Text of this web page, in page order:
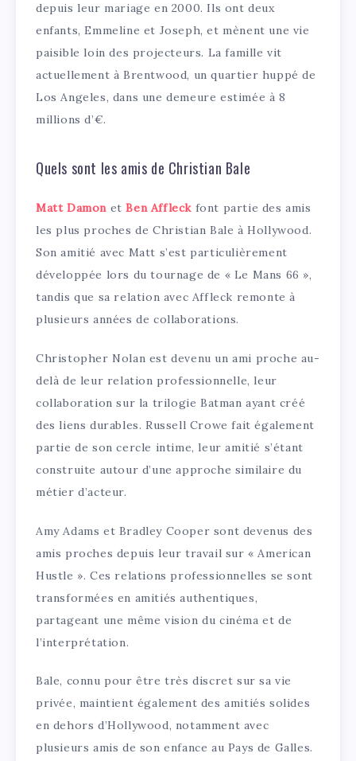
depuis leur mariage en 2000. Ils ont deux
enfants, Emmeline et Joseph, et mènent une vie
paisible loin des projecteurs. La famille vit
actuellement à Brentwood, un quartier huppé de
Los Angeles, dans une demeure estimée à 8
millions d’€.
Quels sont les amis de Christian Bale
Matt Damon etBen Affleck font partie des amis
les plus proches de Christian Bale à Hollywood.
Son amitié avec Matt s’est particulièrement
développée lors du tournage de « Le Mans 66 »,
tandis que sa relation avec Affleck remonte à
plusieurs années de collaborations.
Christopher Nolan est devenu un ami proche au-
delà de leur relation professionnelle, leur
collaboration sur la trilogie Batman ayant créé
des liens durables. Russell Crowe fait également
partie de son cercle intime, leur amitié s’étant
construite autour d’une approche similaire du
métier d’acteur.
Amy Adams et Bradley Cooper sont devenus des
amis proches depuis leur travail sur « American
Hustle ». Ces relations professionnelles se sont
transformées en amitiés authentiques,
partageant une même vision du cinéma et de
l’interprétation.
Bale, connu pour être très discret sur sa vie
privée, maintient également des amitiés solides
en dehors d’Hollywood, notamment avec
plusieurs amis de son enfance au Pays de Galles.